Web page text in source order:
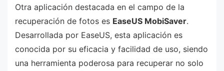
Otra aplicación destacada en el campo de la
recuperación de fotos es EaseUS MobiSaver.
Desarrollada por EaseUS, esta aplicación es
conocida por su eficacia y facilidad de uso, siendo
una herramienta poderosa para recuperar no solo